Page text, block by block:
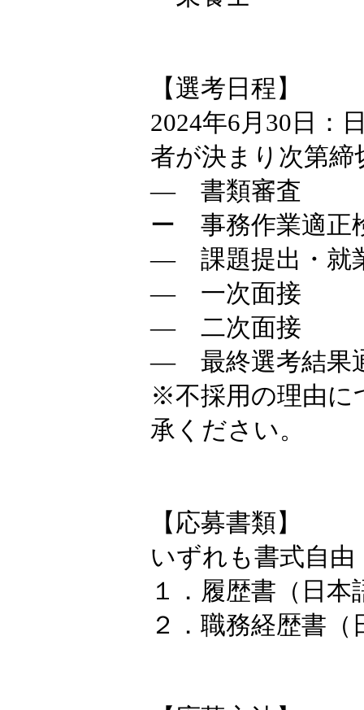
【選考日程】
2024年6月30日：
者が決まり次第締
― 書類審査
ー 事務作業適正
― 課題提出・就
― 一次面接
― 二次面接
― 最終選考結果
※不採用の理由に
承ください。
【応募書類】
いずれも書式自由
１．履歴書（日
２．職務経歴書（